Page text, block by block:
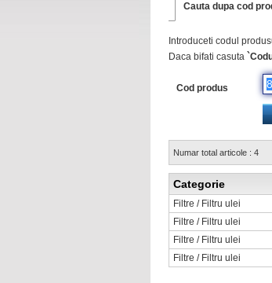
Cauta dupa cod
Introduceti codul
Daca bifati casuta
Cod produs
Numar total articole : 4
Categorie
Filtre / Filtru ulei
Filtre / Filtru ulei
Filtre / Filtru ulei
Filtre / Filtru ulei